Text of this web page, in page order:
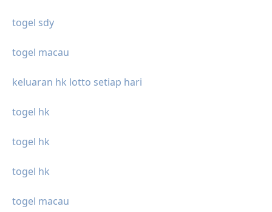
togel sdy
togel macau
keluaran hk lotto setiap hari
togel hk
togel hk
togel hk
togel macau